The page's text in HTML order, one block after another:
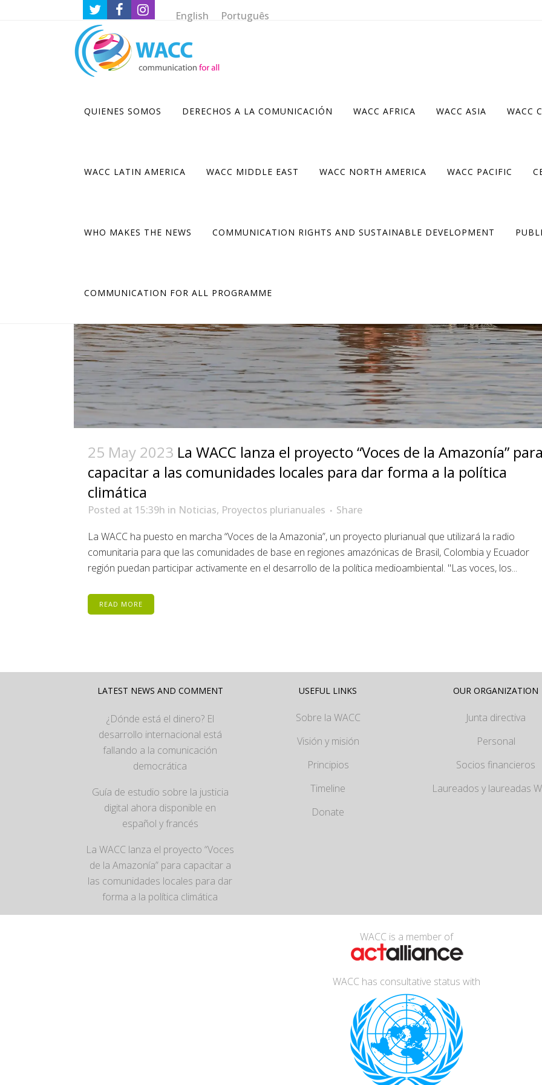
English Português
QUIENES SOMOS DERECHOS A LA COMUNICACIÓN WACC AFRICA WACC ASIA WACC
WACC LATIN AMERICA WACC MIDDLE EAST WACC NORTH AMERICA WACC PACIFIC
WHO MAKES THE NEWS COMMUNICATION RIGHTS AND SUSTAINABLE DEVELOPMENT
COMMUNICATION FOR ALL PROGRAMME
25 May 2023 La WACC lanza el proyecto “Voces de la Amazonía”
capacitar a las comunidades locales para dar forma a la política
climática
Posted at 15:39h in Noticias, Proyectos plurianuales
Share
La WACC ha puesto en marcha “Voces de la Amazonia”, un proyecto plurianual que utilizará la radio
comunitaria para que las comunidades de base en regiones amazónicas de Brasil, Colombia y Ecuador
región puedan participar activamente en el desarrollo de la política medioambiental. "Las voces, los...
READ MORE
LATEST NEWS AND COMMENT
¿Dónde está el dinero? El
desarrollo internacional está
fallando a la comunicación
democrática
Guía de estudio sobre la justicia
digital ahora disponible en
español y francés
La WACC lanza el proyecto “Voces
de la Amazonía” para capacitar a
las comunidades locales para dar
forma a la política climática
USEFUL LINKS
Sobre la WACC
Visión y misión
Principios
Timeline
Donate
OUR ORGANIZATION
Junta directiva
Personal
Socios financieros
Laureados y laureadas
WACC is a member of
WACC has consultative status with